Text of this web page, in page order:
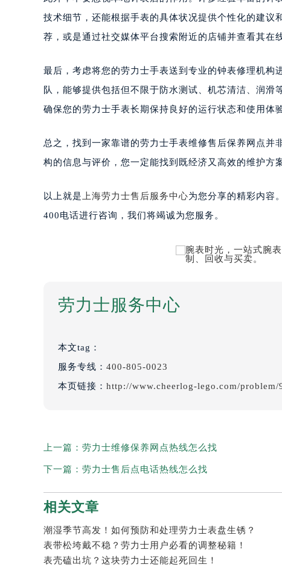
技术细节，还能根据手表的具体状况提供个性化的建议
荐，或是通过社交媒体平台搜索附近的店铺并查看其在
最后，考虑将您的劳力士手表送到专业的钟表修理机构
队，能够提供包括但不限于防水测试、机芯清洁、润
确保您的劳力士手表长期保持良好的运行状态和使用体验
总之，找到一家靠谱的劳力士手表维修售后保养网点
构的信息与评价，您一定能找到既经济又高效的维护方
以上就是 上海劳力士售后服务中心为您分享的精彩内容
400电话进行咨询，我们将竭诚为您服务。
劳力士服务中心
本文tag：
服务专线： 400-805-0023
本页链接： http://www.cheerlog-lego.com/problem/
上一篇： 劳力士维修保养网点热线怎么找
下一篇： 劳力士售后点电话热线怎么找
相关文章
潮湿季节高发！如何预防和处理劳力士表盘生锈？
表带松垮戴不稳？劳力士用户必看的调整秘籍！
表壳磕出坑？这块劳力士还能起死回生！